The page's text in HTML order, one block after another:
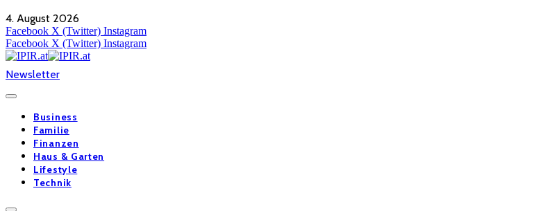
4. August 2026
Facebook X (Twitter) Instagram
Facebook X (Twitter) Instagram
Newsletter
Business
Familie
Finanzen
Haus & Garten
Lifestyle
Technik